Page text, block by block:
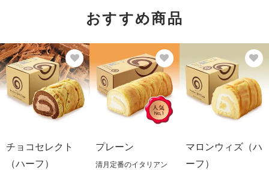
おすすめ商品
チョコセレクト
（ハーフ）
プレーン
清月定番のイタリアン
マロンウィズ（ハ
ーフ）